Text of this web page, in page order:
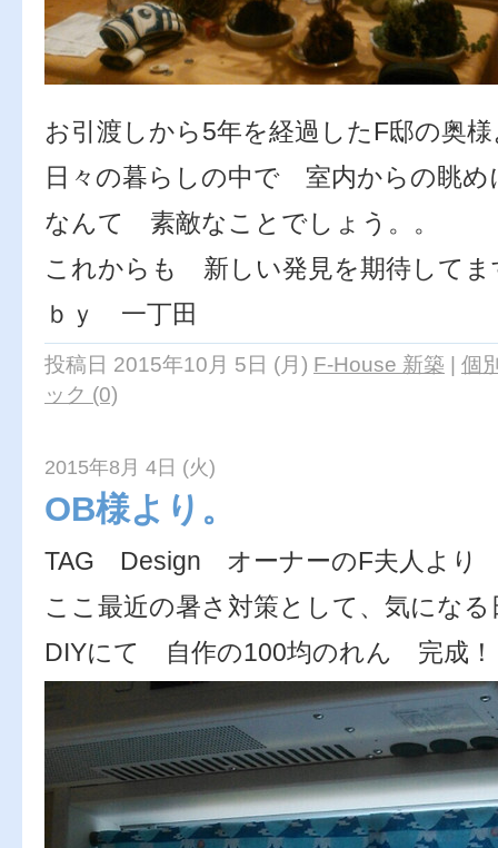
お引渡しから5年を経過したF邸の奥
日々の暮らしの中で 室内からの眺め
なんて 素敵なことでしょう。。
これからも 新しい発見を期待してま
ｂｙ 一丁田
投稿日 2015年10月 5日 (月) F-House 新築 | 個
ック (0)
2015年8月 4日 (火)
OB様より。
TAG Design オーナーのF夫人より
ここ最近の暑さ対策として、気にな
DIYにて 自作の100均のれん 完成！